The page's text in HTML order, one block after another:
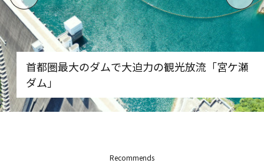
首都圏最大のダムで大迫力の観光放流「宮ケ瀬
ダム」
Recommends